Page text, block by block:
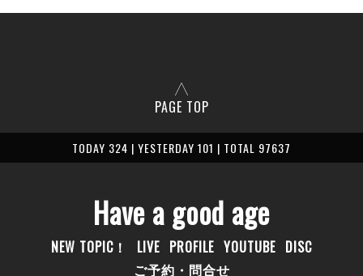
PAGE TOP
TODAY 324 | YESTERDAY 101 | TOTAL 97637
Have a good age
NEW TOPIC！ LIVE PROFILE YOUTUBE DISC
ご予約・問合せ